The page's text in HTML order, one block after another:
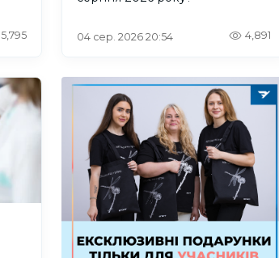
5,795 04 сер. 2026 20:54 4,891